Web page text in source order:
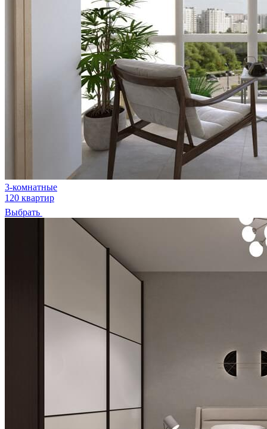
3-комнатные
120 квартир
Выбрать